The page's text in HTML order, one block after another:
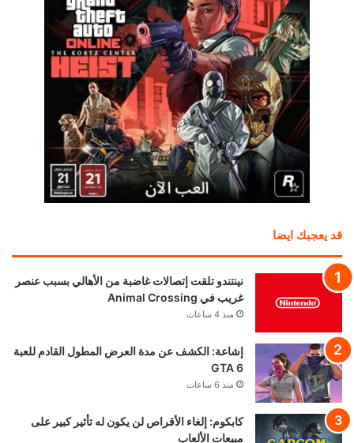
قد يعجبك ايضا
نينتندو تلقت إتصالات غاضبة من الأهالي بسبب عنصر
غريب في Animal Crossing
منذ 4 ساعات
إشاعة: الكشف عن مدة العرض المطول القادم للعبة
GTA 6
منذ 6 ساعات
كابكوم: إلغاء الأقراص لن يكون له تأثير كبير على
مبيعات الألعاب